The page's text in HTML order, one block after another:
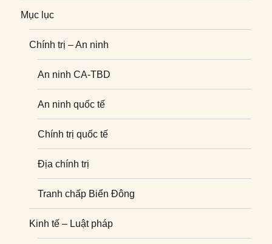
Mục lục
Chính trị – An ninh
An ninh CA-TBD
An ninh quốc tế
Chính trị quốc tế
Địa chính trị
Tranh chấp Biển Đông
Kinh tế – Luật pháp